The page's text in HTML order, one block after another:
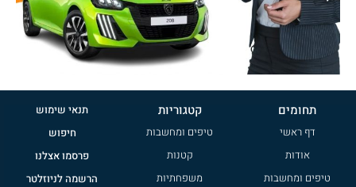
תחומים
דף ראשי
אודות
טיפים ומחשבות
קטגוריות
טיפים ומחשבות
קטנות
משפחתיות
תנאי שימוש
חיפוש
פרסמו אצלנו
הרשמה לניוזלטר